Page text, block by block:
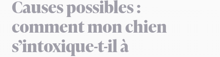
Causes possibles :
comment mon chien
s’intoxique-t-il à